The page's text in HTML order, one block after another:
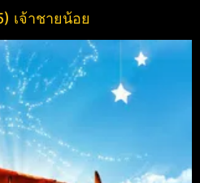
เจ้าชายน้อย